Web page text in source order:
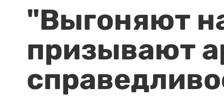
"Выгоняют
призывают